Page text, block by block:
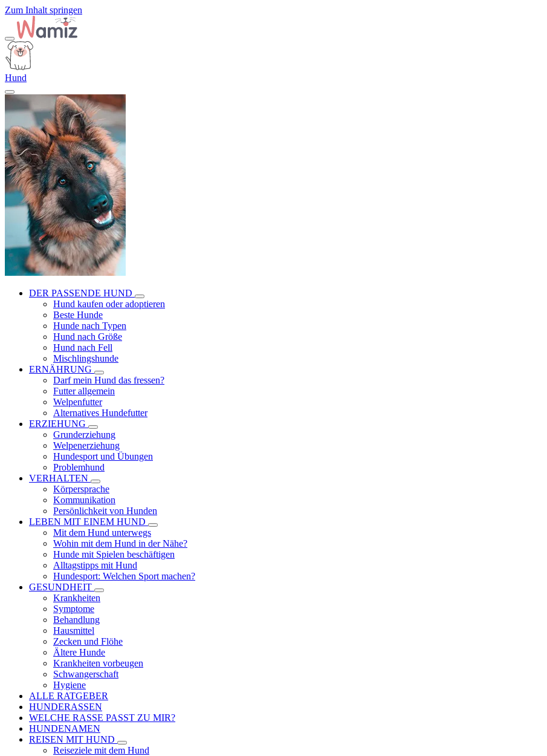
Zum Inhalt springen
Hund
DER PASSENDE HUND
Hund kaufen oder adoptieren
Beste Hunde
Hunde nach Typen
Hund nach Größe
Hund nach Fell
Mischlingshunde
ERNÄHRUNG
Darf mein Hund das fressen?
Futter allgemein
Welpenfutter
Alternatives Hundefutter
ERZIEHUNG
Grunderziehung
Welpenerziehung
Hundesport und Übungen
Problemhund
VERHALTEN
Körpersprache
Kommunikation
Persönlichkeit von Hunden
LEBEN MIT EINEM HUND
Mit dem Hund unterwegs
Wohin mit dem Hund in der Nähe?
Hunde mit Spielen beschäftigen
Alltagstipps mit Hund
Hundesport: Welchen Sport machen?
GESUNDHEIT
Krankheiten
Symptome
Behandlung
Hausmittel
Zecken und Flöhe
Ältere Hunde
Krankheiten vorbeugen
Schwangerschaft
Hygiene
ALLE RATGEBER
HUNDERASSEN
WELCHE RASSE PASST ZU MIR?
HUNDENAMEN
REISEN MIT HUND
Reiseziele mit dem Hund